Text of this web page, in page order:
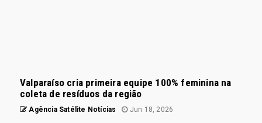
Valparaíso cria primeira equipe 100% feminina na
coleta de resíduos da região
Agência Satélite Notícias Jun 18, 2026